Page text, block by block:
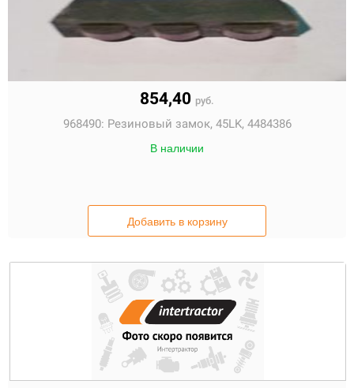
854,40 руб.
968490: Резиновый замок, 45LK, 4484386
В наличии
Добавить в корзину